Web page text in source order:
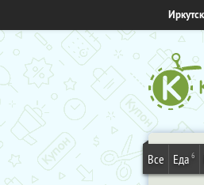
Иркутск
Все Еда 6